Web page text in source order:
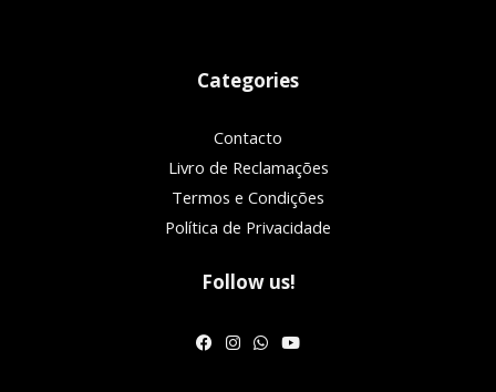
Categories
Contacto
Livro de Reclamações
Termos e Condições
Política de Privacidade
Follow us!